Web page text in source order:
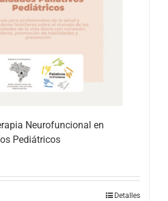
Neurofuncional en
Pediátricos
Detalles